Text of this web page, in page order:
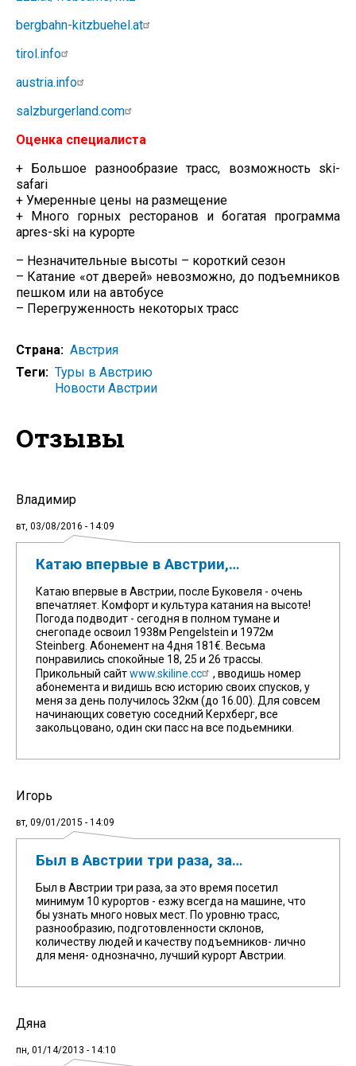
bergbahn-kitzbuehel.at
tirol.info
austria.info
salzburgerland.com
Оценка специалиста
+ Большое разнообразие трасс, возможность ski-
safari
+ Умеренные цены на размещение
+ Много горных ресторанов и богатая программа
apres-ski на курорте
– Незначительные высоты – короткий сезон
– Катание «от дверей» невозможно, до подъемников
пешком или на автобусе
– Перегруженность некоторых трасс
Страна
Австрия
Теги
Туры в Австрию
Новости Австрии
Отзывы
Владимир
вт, 03/08/2016 - 14:09
Катаю впервые в Австрии,…
Катаю впервые в Австрии, после Буковеля - очень
впечатляет. Комфорт и культура катания на высоте!
Погода подводит - сегодня в полном тумане и
снегопаде освоил 1938м Pengelstein и 1972м
Steinberg. Абонемент на 4дня 181€. Весьма
понравились спокойные 18, 25 и 26 трассы.
Прикольный сайтwww.skiline.cc
, вводишь номер
абонемента и видишь всю историю своих спусков, у
меня за день получилось 32км (до 16.00). Для совсем
начинающих советую соседний Керхберг, все
закольцовано, один ски пасс на все подьемники.
Игорь
вт, 09/01/2015 - 14:09
Был в Австрии три раза, за…
Был в Австрии три раза, за это время посетил
минимум 10 курортов - езжу всегда на машине, что
бы узнать много новых мест. По уровню трасс,
разнообразию, подготовленности склонов,
количеству людей и качеству подъемников- лично
для меня- однозначно, лучший курорт Австрии.
Дяна
пн, 01/14/2013 - 14:10